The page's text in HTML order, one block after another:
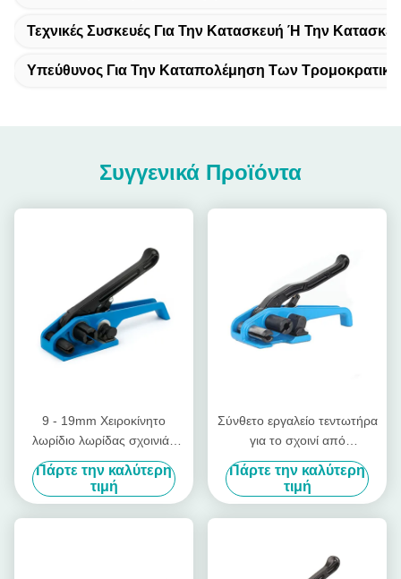
Τεχνικές Συσκευές Για Την Κατασκευή Ή Την
Υπεύθυνος Για Την Καταπολέμηση Των
Συγγενικά Προϊόντα
9 - 19mm Χειροκίνητο
λωρίδιο λωρίδας σχοινιάς
σχοινιάς ελαστικό εργαλείο
σιδήρου σχοινιάς σχοινιάς
σχοινιάς με κοπτήρα
Πάρτε την καλύτερη
τιμή
Σύνθετο εργαλείο τεντωτήρα
για το σχοινί από
πολυεστέρα
Πάρτε την καλύτερη
τιμή